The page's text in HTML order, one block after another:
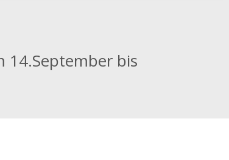
14.September bis